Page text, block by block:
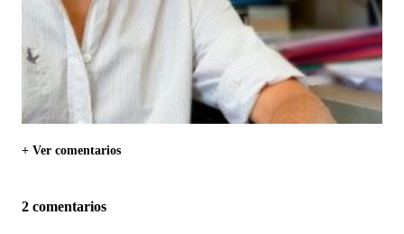
+ Ver comentarios
2 comentarios